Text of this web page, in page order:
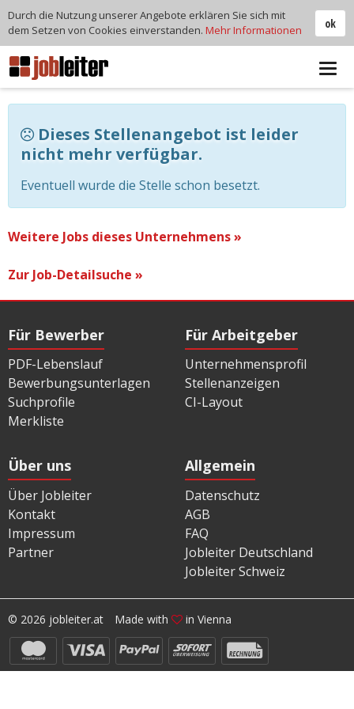
Dieses Stellenangebot ist leider
nicht mehr verfügbar.
Eventuell wurde die Stelle schon besetzt.
Weitere Jobs dieses Unternehmens »
Zur Job-Detailsuche »
Für Bewerber
PDF-Lebenslauf
Bewerbungsunterlagen
Suchprofile
Merkliste
Für Arbeitgeber
Unternehmensprofil
Stellenanzeigen
CI-Layout
Über uns
Über Jobleiter
Kontakt
Impressum
Partner
Allgemein
Datenschutz
AGB
FAQ
Jobleiter Deutschland
Jobleiter Schweiz
© 2026 jobleiter.at Made with in Vienna
ok
Durch die Nutzung unserer Angebote erklären Sie sich mit
dem Setzen von Cookies einverstanden. Mehr Informationen